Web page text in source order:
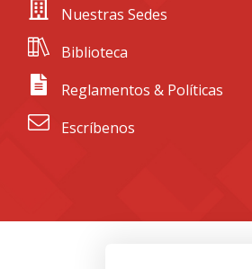
Nuestras Sedes
Biblioteca
Reglamentos & Políticas
Escríbenos